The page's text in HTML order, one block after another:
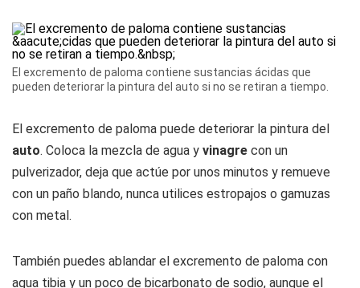
El excremento de paloma contiene sustancias ácidas que
pueden deteriorar la pintura del auto si no se retiran a tiempo.
El excremento de paloma puede deteriorar la pintura del
auto. Coloca la mezcla de agua y vinagre con un
pulverizador, deja que actúe por unos minutos y remueve
con un paño blando, nunca utilices estropajos o gamuzas
con metal.
También puedes ablandar el excremento de paloma con
agua tibia y un poco de bicarbonato de sodio, aunque el